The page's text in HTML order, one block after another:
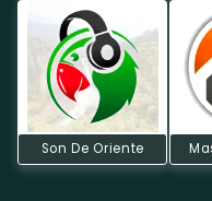
Son De Oriente